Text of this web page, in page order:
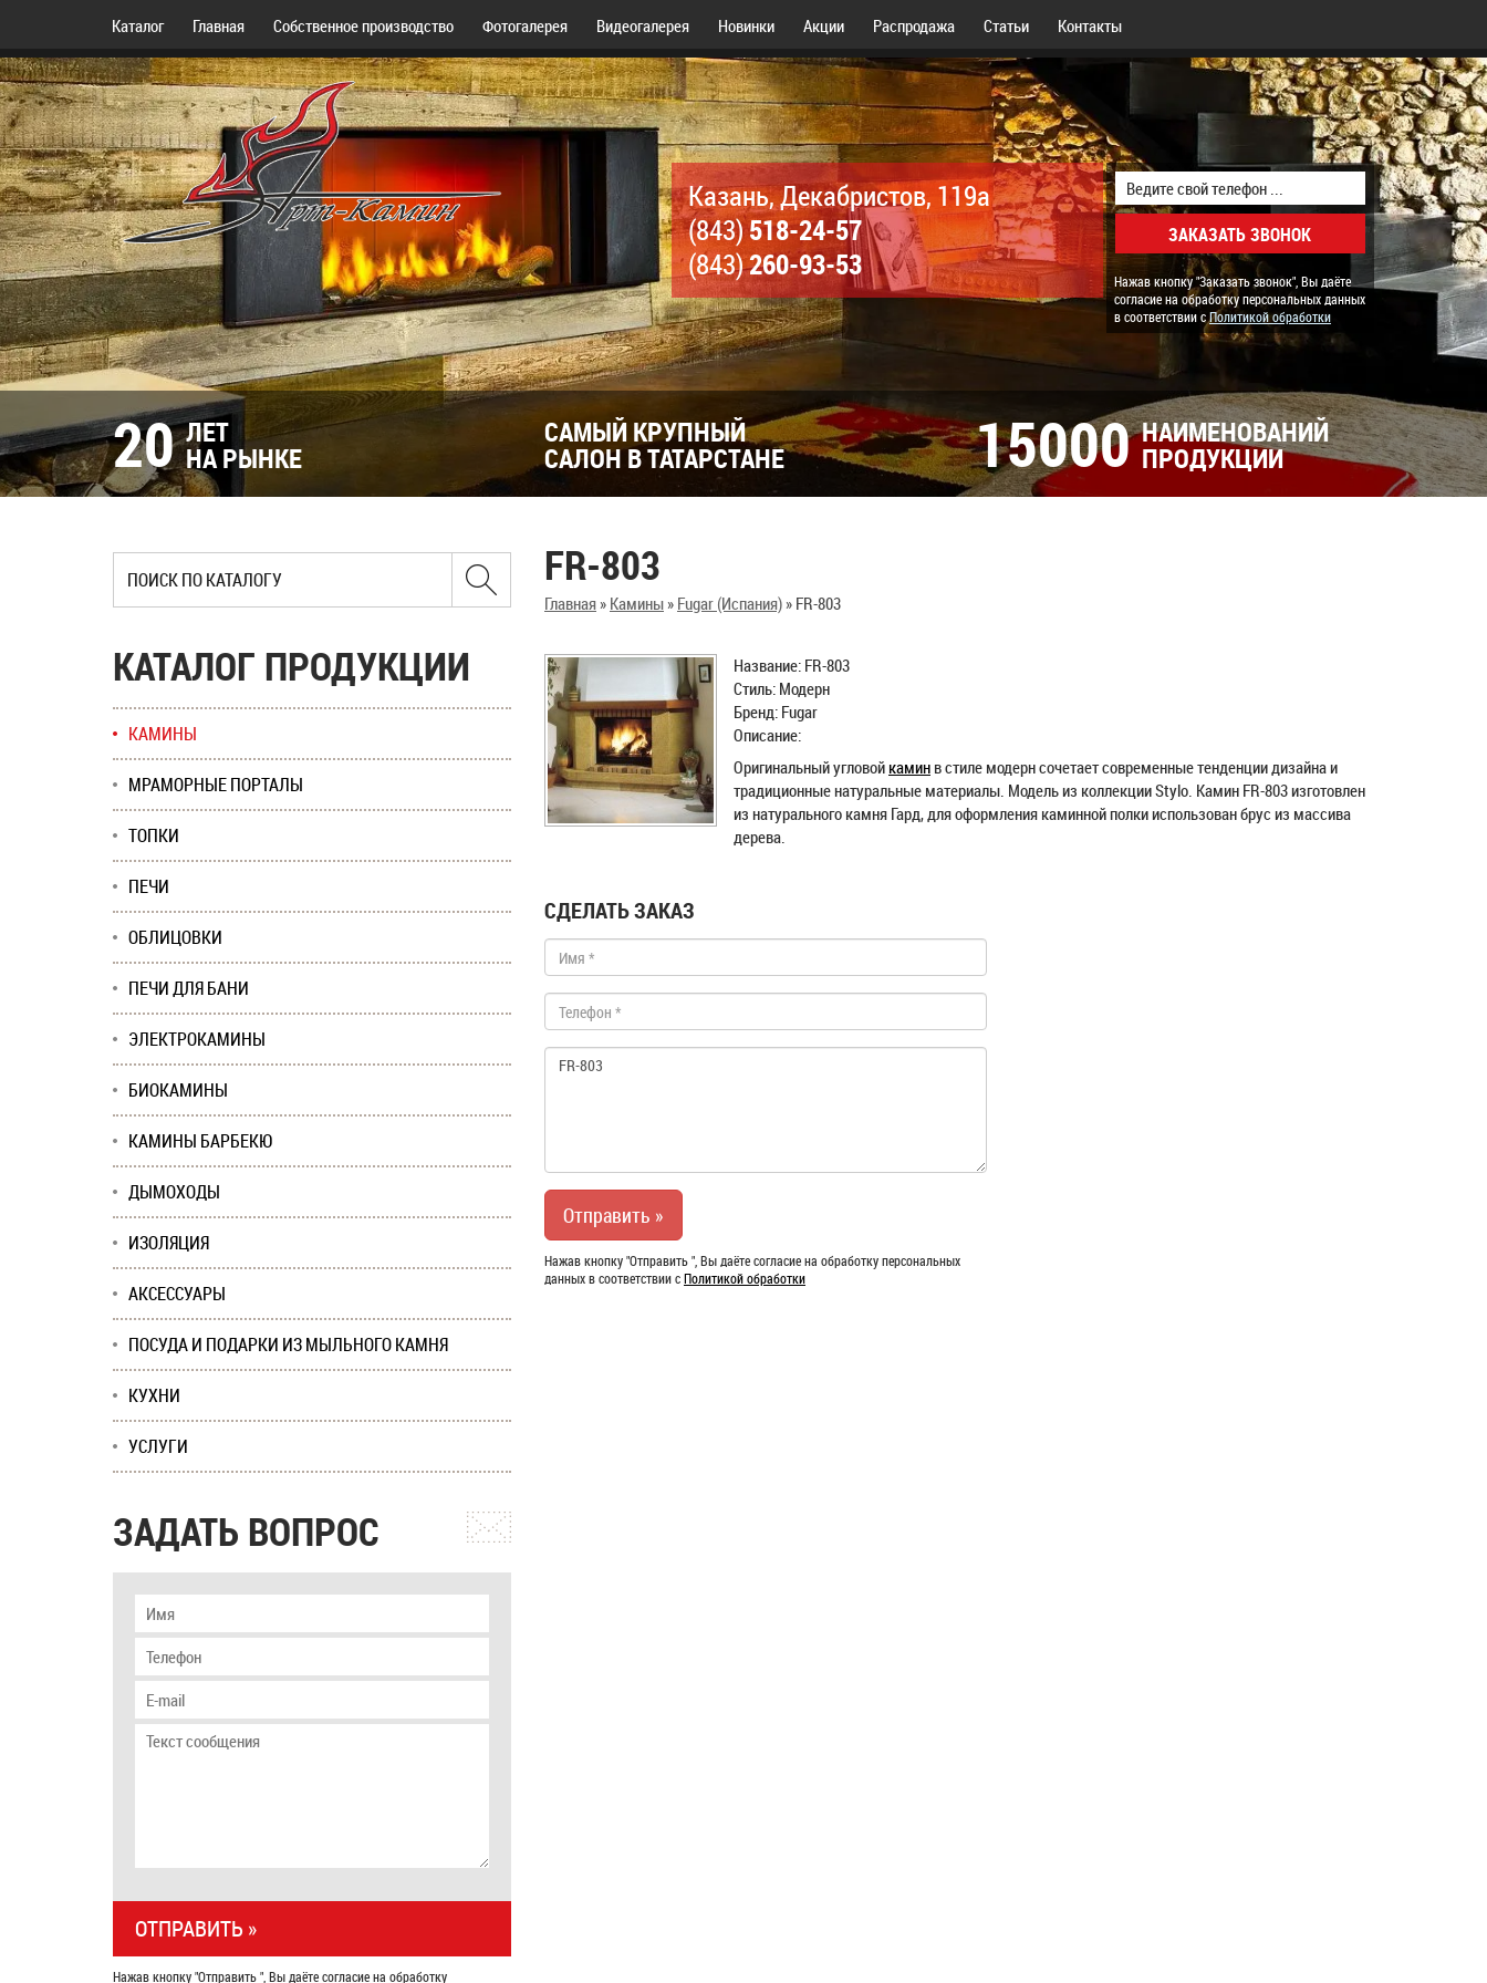
Каталог Главная Собственное производство Фотогалерея Видеогалерея Новинки Акции Распродажа Статьи Контакты
Казань, Декабристов, 119а
(843)518-24-57
(843)260-93-53
Нажав кнопку "Заказать звонок", Вы даёте
согласие на обработку персональных данных
в соответствии сПолитикой обработки
20 ЛЕТ
НА РЫНКЕ
САМЫЙ КРУПНЫЙ
САЛОН В ТАТАРСТАНЕ 15000 НАИМЕНОВАНИЙ
ПРОДУКЦИИ
FR-803
Главная» Камины» Fugar (Испания)» FR-803
Название: FR-803
Стиль: Модерн
Бренд: Fugar
Описание:
Оригинальный угловой камин в стиле модерн сочетает современные тенденции дизайна и
традиционные натуральные материалы. Модель из коллекции Stylo. Камин FR-803 изготовлен
из натурального камня Гард, для оформления каминной полки использован брус из массива
дерева.
СДЕЛАТЬ ЗАКАЗ
Нажав кнопку "Отправить ", Вы даёте согласие на обработку персональных
данных в соответствии сПолитикой обработки
КАТАЛОГ ПРОДУКЦИИ
КАМИНЫ
МРАМОРНЫЕ ПОРТАЛЫ
ТОПКИ
ПЕЧИ
ОБЛИЦОВКИ
ПЕЧИ ДЛЯ БАНИ
ЭЛЕКТРОКАМИНЫ
БИОКАМИНЫ
КАМИНЫ БАРБЕКЮ
ДЫМОХОДЫ
ИЗОЛЯЦИЯ
АКСЕССУАРЫ
ПОСУДА И ПОДАРКИ ИЗ МЫЛЬНОГО КАМНЯ
КУХНИ
УСЛУГИ
ЗАДАТЬ ВОПРОС
Нажав кнопку "Отправить ", Вы даёте согласие на обработку